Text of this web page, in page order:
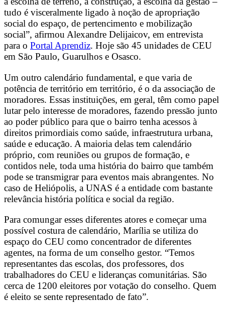
tudo é visceralmente ligado à noção de apropriação
social do espaço, de pertencimento e mobilização
social”, afirmou Alexandre Delijaicov, em entrevista
para o Portal Aprendiz. Hoje são 45 unidades de CEU
em São Paulo, Guarulhos e Osasco.
Um outro calendário fundamental, e que varia de
potência de território em território, é o da associação de
moradores. Essas instituições, em geral, têm como papel
lutar pelo interesse de moradores, fazendo pressão junto
ao poder público para que o bairro tenha acessos à
direitos primordiais como saúde, infraestrutura urbana,
saúde e educação. A maioria delas tem calendário
próprio, com reuniões ou grupos de formação, e
contidos nele, toda uma história do bairro que também
pode se transmigrar para eventos mais abrangentes. No
caso de Heliópolis, a UNAS é a entidade com bastante
relevância história política e social da região.
Para comungar esses diferentes atores e começar uma
possível costura de calendário, Marília se utiliza do
espaço do CEU como concentrador de diferentes
agentes, na forma de um conselho gestor. “Temos
representantes das escolas, dos professores, dos
trabalhadores do CEU e lideranças comunitárias. São
cerca de 1200 eleitores por votação do conselho. Quem
é eleito se sente representado de fato”.